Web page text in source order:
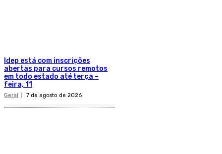
Idep está com inscrições
abertas para cursos remotos
em todo estado até terça –
feira, 11
Geral 7 de agosto de 2026